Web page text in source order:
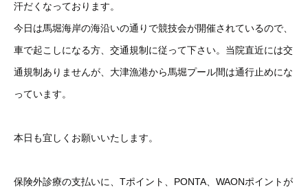
汗だくなっております。
今日は馬堀海岸の海沿いの通りで競技会が開催されているので、
車で起こしになる方、交通規制に従って下さい。当院直近には交
通規制ありませんが、大津漁港から馬堀プール間は通行止めにな
っています。
本日も宜しくお願いいたします。
保険外診療の支払いに、Tポイント、PONTA、WAONポイントが